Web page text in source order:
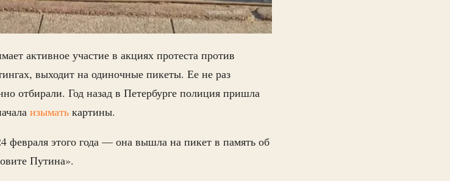
активное участие в акциях протеста против
выходит на одиночные пикеты. Ее не раз
отбирали. Год назад в Петербурге полиция пришла
изымать картины.
февраля этого года — она вышла на пикет в память об
Путина».